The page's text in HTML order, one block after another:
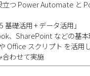
立つ Power Automate と
基礎活用 + データ活用」
、SharePoint などの基本
Office スクリプト を活用
合わせて実施